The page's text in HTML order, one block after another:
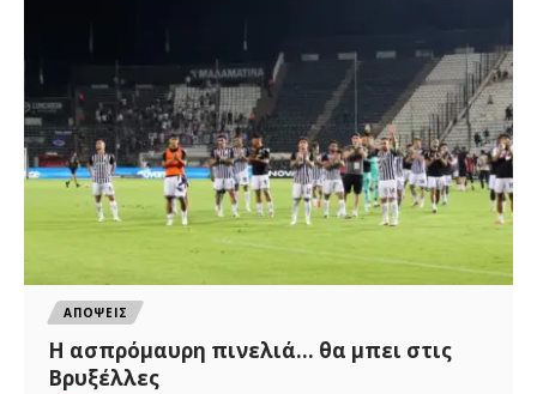
ΑΠΟΨΕΙΣ
Η ασπρόμαυρη πινελιά… θα μπει στις
Βρυξέλλες